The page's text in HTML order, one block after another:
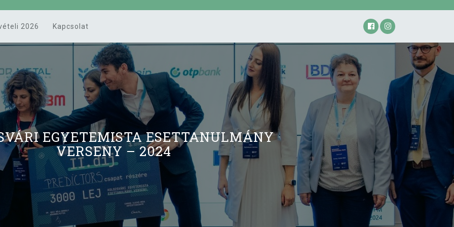
2026 Kapcsolat
EGYETEMISTA ESETTANULMÁNY
VERSENY – 2024